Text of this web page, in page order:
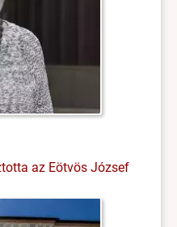
az Eötvös József